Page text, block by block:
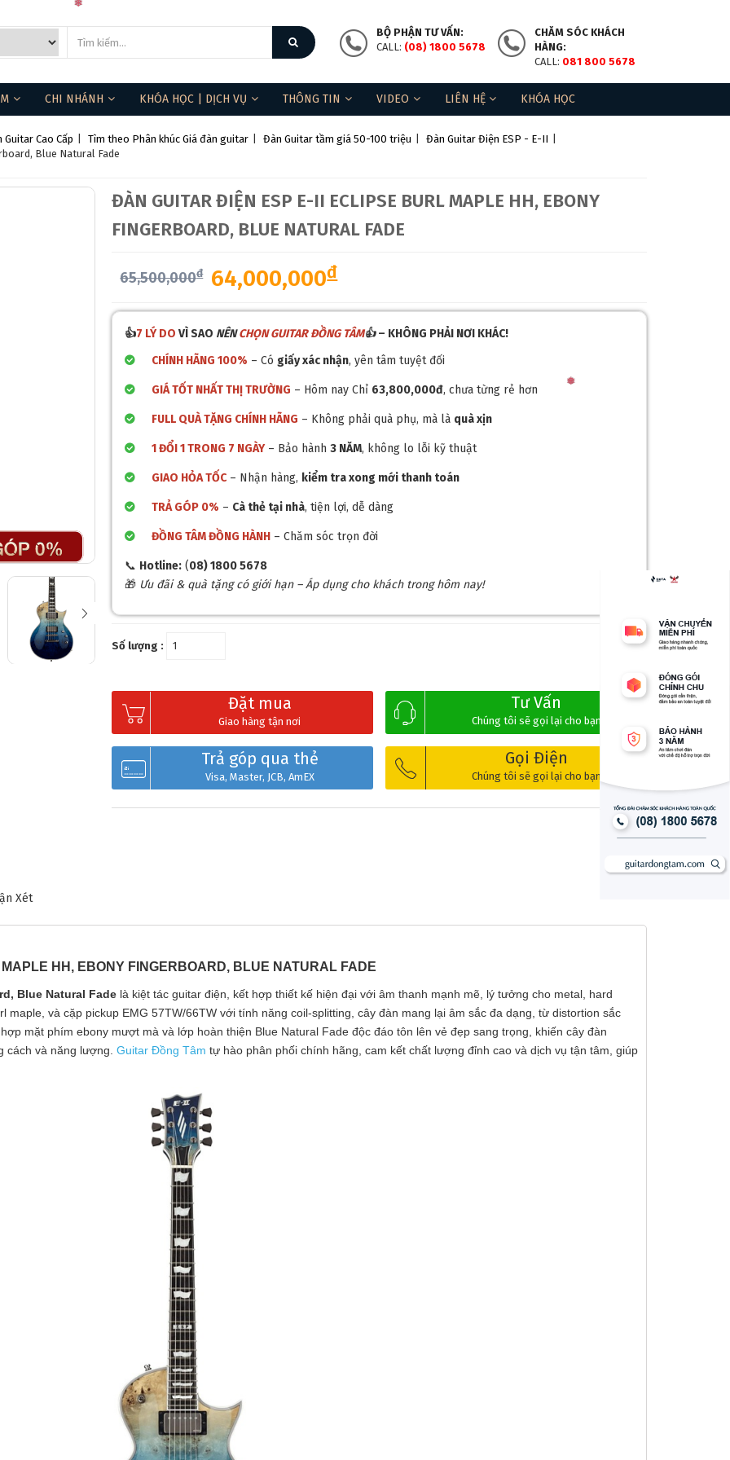
BỘ PHẬN TƯ VẤN:
CALL: (08) 1800 5678
CHĂM SÓC KHÁCH
HÀNG:
CALL: 081 800 5678
CHI NHÁNH KHÓA HỌC | DỊCH VỤ THÔNG TIN VIDEO LIÊN HỆ KHÓA HỌC
❅
Guitar Cao Cấp Tìm theo Phân khúc Giá đàn guitar Đàn Guitar tầm giá 50-100 triệu Đàn Guitar Điện ESP - E-II
Blue Natural Fade
ĐÀN GUITAR ĐIỆN ESP E-II ECLIPSE BURL MAPLE HH, EBONY
FINGERBOARD, BLUE NATURAL FADE
65,500,000đ 64,000,000đ
👍7 LÝ DO VÌ SAO NÊNCHỌN GUITAR ĐỒNG TÂM👍– KHÔNG PHẢI NƠI KHÁC!
CHÍNH HÃNG 100% – Có giấy xác nhận, yên tâm tuyệt đối
GIÁ TỐT NHẤT THỊ TRƯỜNG – Hôm nay Chỉ 63,800,000đ, chưa từng rẻ hơn
FULL QUÀ TẶNG CHÍNH HÃNG – Không phải quà phụ, mà là quà xịn
1 ĐỔI 1 TRONG 7 NGÀY– Bảo hành3 NĂM, không lo lỗi kỹ thuật
GIAO HỎA TỐC– Nhận hàng, kiểm tra xong mới thanh toán
TRẢ GÓP 0% – Cà thẻ tại nhà, tiện lợi, dễ dàng
ĐỒNG TÂM ĐỒNG HÀNH – Chăm sóc trọn đời
📞 Hotline: (08) 1800 5678
🎁 Ưu đãi & quà tặng có giới hạn – Áp dụng cho khách trong hôm nay!
Số lượng :
Đặt mua
Giao hàng tận nơi
Tư Vấn
Chúng tôi sẽ gọi lại cho bạn
Trả góp qua thẻ
Visa, Master, JCB, AmEX
Gọi Điện
Chúng tôi sẽ gọi lại cho bạn
Xét
HH, EBONY FINGERBOARD, BLUE NATURAL FADE
Blue Natural Fade là kiệt tác guitar điện, kết hợp thiết kế hiện đại với âm thanh mạnh mẽ, lý tưởng cho metal, hard
maple, và cặp pickup EMG 57TW/66TW với tính năng coil-splitting, cây đàn mang lại âm sắc đa dạng, từ distortion sắc
mặt phím ebony mượt mà và lớp hoàn thiện Blue Natural Fade độc đáo tôn lên vẻ đẹp sang trọng, khiến cây đàn
cách và năng lượng. Guitar Đồng Tâm tự hào phân phối chính hãng, cam kết chất lượng đỉnh cao và dịch vụ tận tâm, giúp